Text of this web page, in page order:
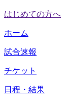
はじめての方へ
ホーム
試合速報
チケット
日程・結果